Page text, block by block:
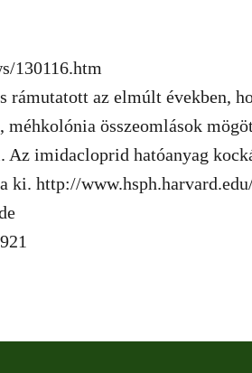
130116.htm
rámutatott az elmúlt években,
összeomlások
Az imidacloprid hatóanyag
ki. http://